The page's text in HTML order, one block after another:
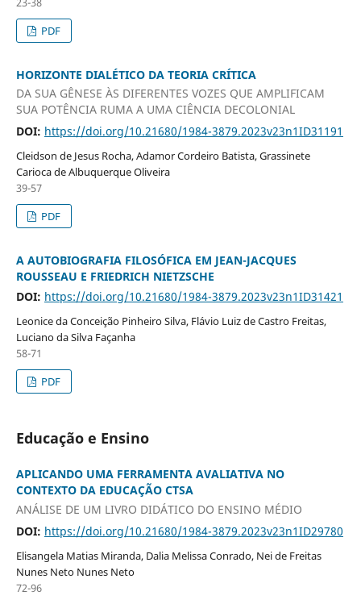
PDF
HORIZONTE DIALÉTICO DA TEORIA CRÍTICA
DA SUA GÊNESE ÀS DIFERENTES VOZES QUE AMPLIFICAM
SUA POTÊNCIA RUMA A UMA CIÊNCIA DECOLONIAL
DOI: https://doi.org/10.21680/1984-3879.2023v23n1ID31191
Cleidson de Jesus Rocha, Adamor Cordeiro Batista, Grassinete
Carioca de Albuquerque Oliveira
39-57
PDF
A AUTOBIOGRAFIA FILOSÓFICA EM JEAN-JACQUES
ROUSSEAU E FRIEDRICH NIETZSCHE
DOI: https://doi.org/10.21680/1984-3879.2023v23n1ID31421
Leonice da Conceição Pinheiro Silva, Flávio Luiz de Castro Freitas,
Luciano da Silva Façanha
58-71
PDF
Educação e Ensino
APLICANDO UMA FERRAMENTA AVALIATIVA NO
CONTEXTO DA EDUCAÇÃO CTSA
ANÁLISE DE UM LIVRO DIDÁTICO DO ENSINO MÉDIO
DOI: https://doi.org/10.21680/1984-3879.2023v23n1ID29780
Elisangela Matias Miranda, Dalia Melissa Conrado, Nei de Freitas
Nunes Neto Nunes Neto
72-96